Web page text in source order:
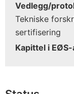
Vedlegg/
Tekniske
sertifisering
Kapittel i